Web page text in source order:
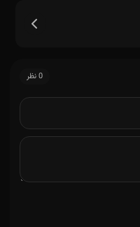
0 نظر